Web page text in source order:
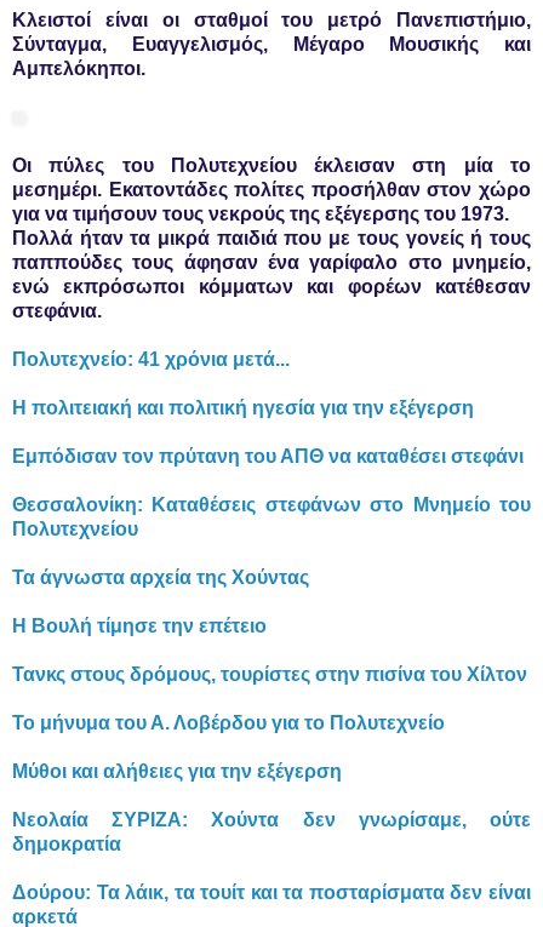
Κλειστοί είναι οι σταθμοί του μετρό Πανεπιστήμιο,
Σύνταγμα, Ευαγγελισμός, Μέγαρο Μουσικής και
Αμπελόκηποι.
Οι πύλες του Πολυτεχνείου έκλεισαν στη μία το
μεσημέρι. Εκατοντάδες πολίτες προσήλθαν στον χώρο
για να τιμήσουν τους νεκρούς της εξέγερσης του 1973.
Πολλά ήταν τα μικρά παιδιά που με τους γονείς ή τους
παππούδες τους άφησαν ένα γαρίφαλο στο μνημείο,
ενώ εκπρόσωποι κόμματων και φορέων κατέθεσαν
στεφάνια.
Πολυτεχνείο: 41 χρόνια μετά...
Η πολιτειακή και πολιτική ηγεσία για την εξέγερση
Εμπόδισαν τον πρύτανη του ΑΠΘ να καταθέσει στεφάνι
Θεσσαλονίκη: Καταθέσεις στεφάνων στο Μνημείο του
Πολυτεχνείου
Τα άγνωστα αρχεία της Χούντας
Η Βουλή τίμησε την επέτειο
Τανκς στους δρόμους, τουρίστες στην πισίνα του Χίλτον
Το μήνυμα του Α. Λοβέρδου για το Πολυτεχνείο
Μύθοι και αλήθειες για την εξέγερση
Νεολαία ΣΥΡΙΖΑ: Χούντα δεν γνωρίσαμε, ούτε
δημοκρατία
Δούρου: Τα λάικ, τα τουίτ και τα ποσταρίσματα δεν είναι
αρκετά